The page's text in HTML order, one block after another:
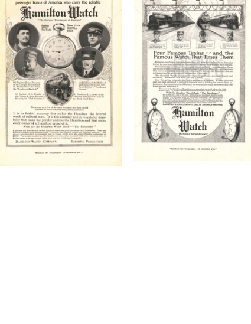
Konzerne
Epoche
HAMILTON WATCH
Hamilton
International Ltd.
1914
Bild-ID: 4277
HAMILTON WATCH
Hamilton
International Ltd.
1916
Bild-ID: 4362